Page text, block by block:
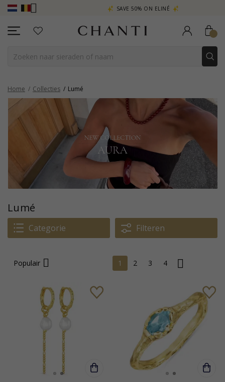
SAVE 50% ON ELINÉ
Home Collecties Lumé
Lumé
Categorie Filteren
Populair 1 2 3 4